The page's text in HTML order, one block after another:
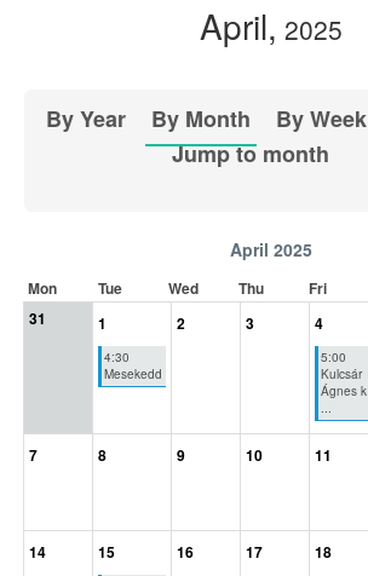
April, 2025
By Year By Month By Week
Jump to month
April 2025
Mon Tue Wed Thu Fri
31
1
4:30
Mesekedd
2 3 4
5:00
Kulcsár
Ágnes k
...
7 8 9 10 11
14 15 16 17 18